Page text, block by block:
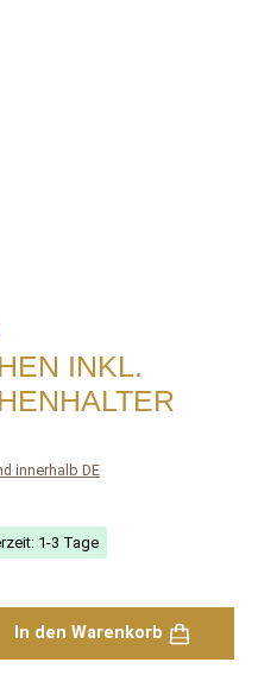
INKL.
innerhalb DE
4.74 von 5 Sternen
1-3 Tage
In den Warenkorb